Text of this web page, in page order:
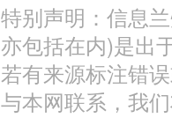
特别声明：信息
亦包括在内)是出
若有来源标注错
与本网联系，我